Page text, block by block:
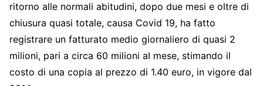
ritorno alle normali abitudini, dopo due mesi e oltre di
chiusura quasi totale, causa Covid 19, ha fatto
registrare un fatturato medio giornaliero di quasi 2
milioni, pari a circa 60 milioni al mese, stimando il
costo di una copia al prezzo di 1.40 euro, in vigore dal